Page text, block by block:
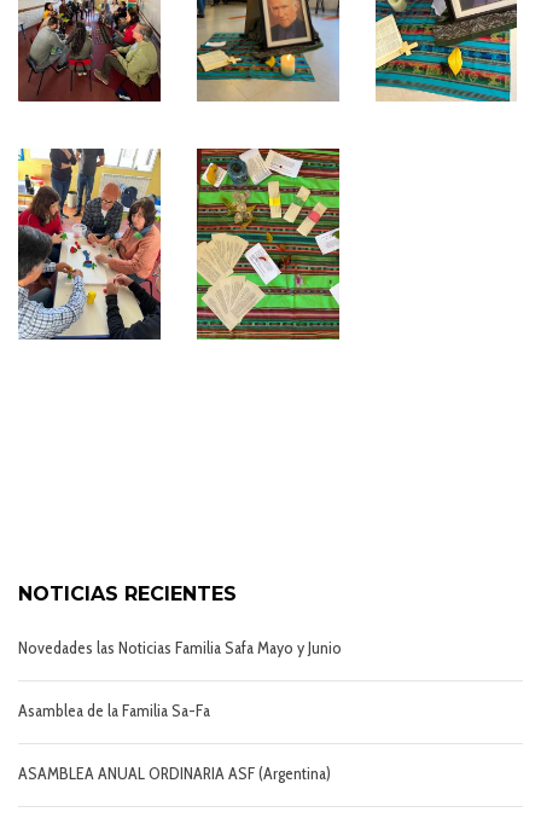
NOTICIAS RECIENTES
Novedades las Noticias Familia Safa Mayo y Junio
Asamblea de la Familia Sa-Fa
ASAMBLEA ANUAL ORDINARIA ASF (Argentina)